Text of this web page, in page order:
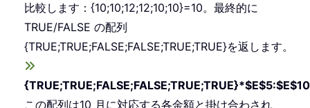
比較します：{10;10;12;12;10;10}=10。最終的に
TRUE/FALSE の配列
{TRUE;TRUE;FALSE;FALSE;TRUE;TRUE}を返します。
{TRUE;TRUE;FALSE;FALSE;TRUE;TRUE}*$E$5:$E$10
この配列は10 月に対応する各金額と掛け合わされ、